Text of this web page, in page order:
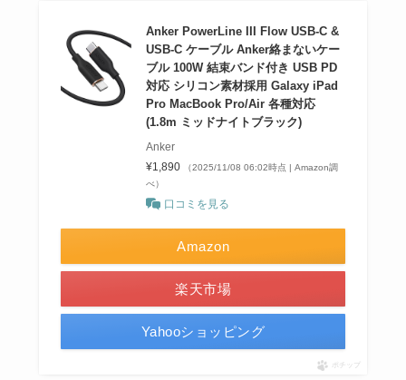
Anker PowerLine III Flow USB-C &
USB-C ケーブル Anker絡まないケー
ブル 100W 結束バンド付き USB PD
対応 シリコン素材採用 Galaxy iPad
Pro MacBook Pro/Air 各種対応
(1.8m ミッドナイトブラック)
Anker
¥1,890
（2025/11/08 06:02時点 | Amazon調
べ）
口コミを見る
Amazon
楽天市場
Yahooショッピング
ポチップ